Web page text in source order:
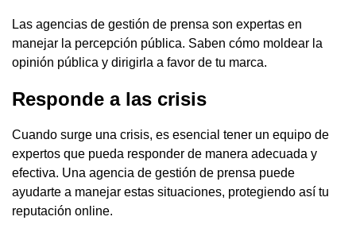
Las agencias de gestión de prensa son expertas en
manejar la percepción pública. Saben cómo moldear la
opinión pública y dirigirla a favor de tu marca.
Responde a las crisis
Cuando surge una crisis, es esencial tener un equipo de
expertos que pueda responder de manera adecuada y
efectiva. Una agencia de gestión de prensa puede
ayudarte a manejar estas situaciones, protegiendo así tu
reputación online.